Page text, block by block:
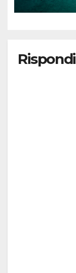
Rispondi